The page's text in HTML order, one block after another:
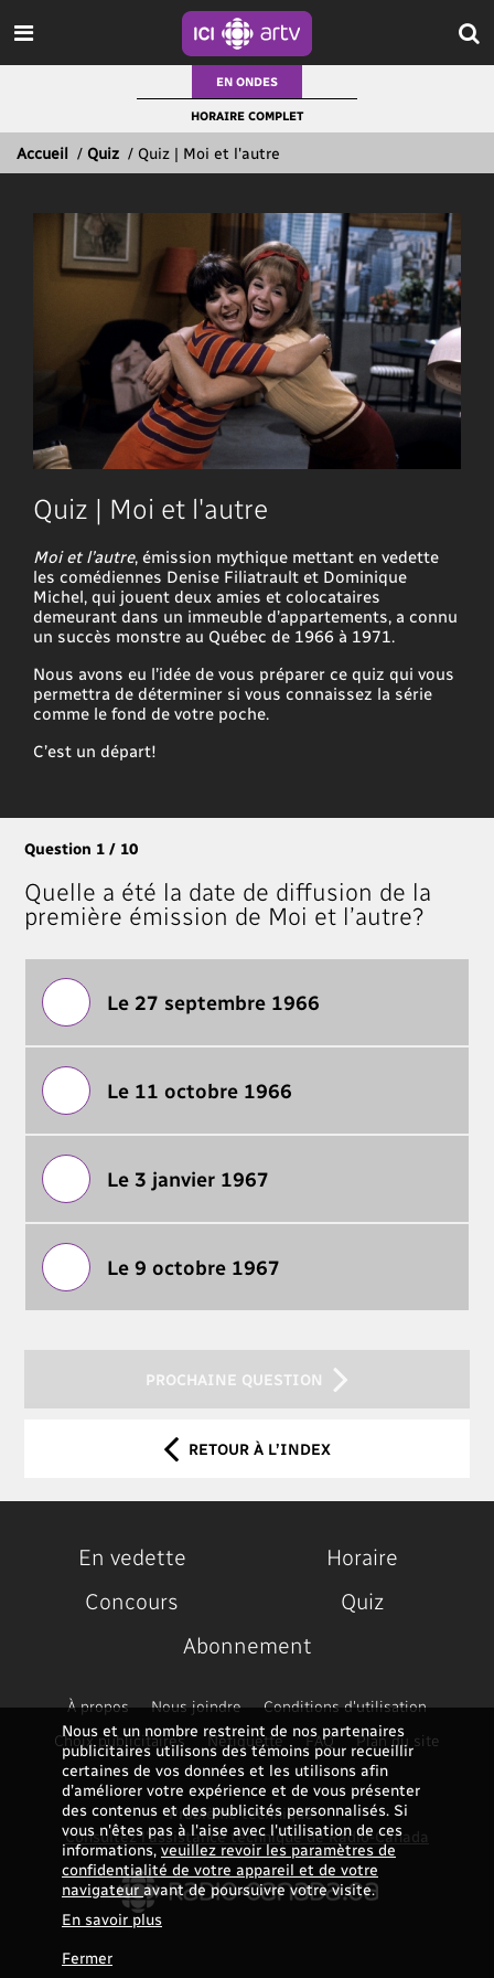
EN ONDES
HORAIRE COMPLET
Accueil / Quiz / Quiz | Moi et l'autre
Quiz | Moi et l'autre
Moi et l’autre, émission mythique mettant en vedette
les comédiennes Denise Filiatrault et Dominique
Michel, qui jouent deux amies et colocataires
demeurant dans un immeuble d’appartements, a connu
un succès monstre au Québec de 1966 à 1971.
Nous avons eu l’idée de vous préparer ce quiz qui vous
permettra de déterminer si vous connaissez la série
comme le fond de votre poche.
C’est un départ!
Question 1 / 10
Quelle a été la date de diffusion de la
première émission de Moi et l’autre?
Le 27 septembre 1966
Le 11 octobre 1966
Le 3 janvier 1967
Le 9 octobre 1967
PROCHAINE QUESTION
RETOUR À L’INDEX
Nous et un nombre restreint de nos partenaires
publicitaires utilisons des témoins pour recueillir
certaines de vos données et les utilisons afin
d’améliorer votre expérience et de vous présenter
des contenus et des publicités personnalisés. Si
vous n'êtes pas à l'aise avec l'utilisation de ces
informations,veuillez revoir les paramètres de
confidentialité de votre appareil et de votre
navigateuravant de poursuivre votre visite.
En savoir plus
Fermer
En vedette
Horaire
Concours
Quiz
Abonnement
À propos Nous joindre
Conditions d'utilisation
Choix publicitaires
Nétiquette FAQ Plan du site
Problème technique ?
Consultez l'assistance technique de Radio-Canada